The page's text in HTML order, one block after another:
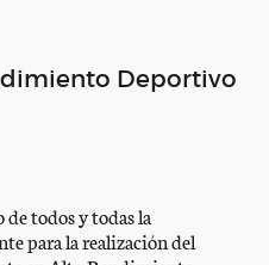
Deportivo
todos y todas la
para la realización del